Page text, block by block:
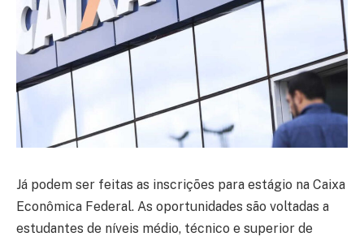
Já podem ser feitas as inscrições para estágio na Caixa
Econômica Federal. As oportunidades são voltadas a
estudantes de níveis médio, técnico e superior de